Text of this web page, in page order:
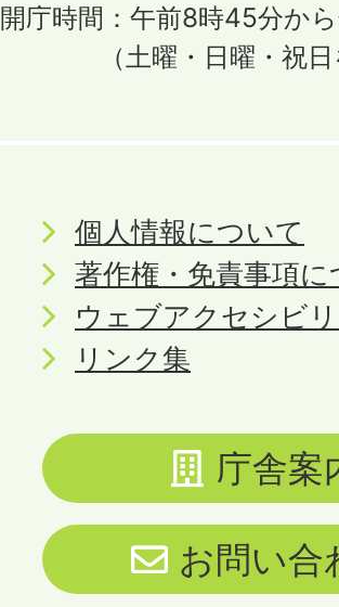
開庁時間：午前8時45分か
（土曜・日曜・祝
個人情報について
著作権・免責事項
ウェブアクセシビ
リンク集
庁舎案
お問い合